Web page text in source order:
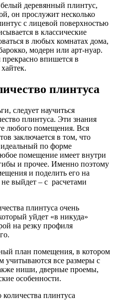
деревянный плинтус,
он прослужит несколько
с лицевой поверхностью
в классические
в любых комнатах дома,
модерн или арт-нуар.
впишется в
плинтуса
следует научиться
плинтуса. Эти знания
любого помещения. Вся
заключается в том, что
идеальный по форме
помещение имеет внутри
и прочее. Именно поэтому
и поделить его на
выйдет – с расчетами
плинтуса очень
уйдет «в никуда»
на резку профиля
план помещения, в котором
учитываются все размеры с
ниши, дверные проемы,
особенности.